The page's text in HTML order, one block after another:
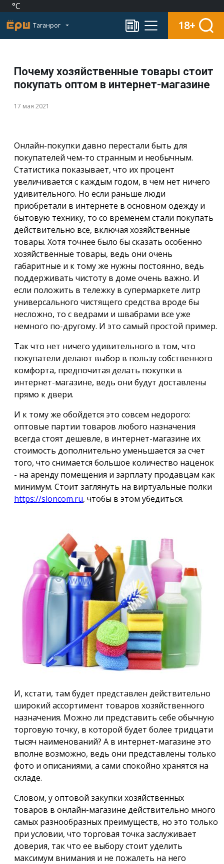
°C
Таганрог 18+
Почему хозяйственные товары стоит
покупать оптом в интернет-магазине
17 мая 2021
Онлайн-покупки давно перестали быть для
покупателей чем-то странным и необычным.
Статистика показывает, что их процент
увеличивается с каждым годом, в чем нет ничего
удивительного. Но если раньше люди
приобретали в интернете в основном одежду и
бытовую технику, то со временем стали покупать
действительно все, включая хозяйственные
товары. Хотя точнее было бы сказать особенно
хозяйственные товары, ведь они очень
габаритные и к тому же нужны постоянно, ведь
поддерживать чистоту в доме очень важно. И
если положить в тележку в супермаркете литр
универсального чистящего средства вроде бы
несложно, то с ведрами и швабрами все уже
немного по-другому. И это самый простой пример.
Так что нет ничего удивительного в том, что
покупатели делают выбор в пользу собственного
комфорта, предпочитая делать покупки в
интернет-магазине, ведь они будут доставлены
прямо к двери.
И к тому же обойдется это совсем недорого:
оптовые партии товаров любого назначения
всегда стоят дешевле, в интернет-магазине их
стоимость дополнительно уменьшается за счет
того, что снимается большое количество наценок
- на аренду помещения и зарплату продавцам как
минимум. Стоит заглянуть на виртуальные полки
https://sloncom.ru, чтобы в этом убедиться.
И, кстати, там будет представлен действительно
широкий ассортимент товаров хозяйственного
назначения. Можно ли представить себе обычную
торговую точку, в которой будет более тридцати
тысяч наименований? А в интернет-магазине это
вполне возможно, ведь они представлены только
фото и описаниями, а сами спокойно хранятся на
складе.
Словом, у оптовой закупки хозяйственных
товаров в онлайн-магазине действительно много
самых разнообразных преимуществ, но это только
при условии, что торговая точка заслуживает
доверия, так что ее выбору стоит уделить
максимум внимания и не пожалеть на него